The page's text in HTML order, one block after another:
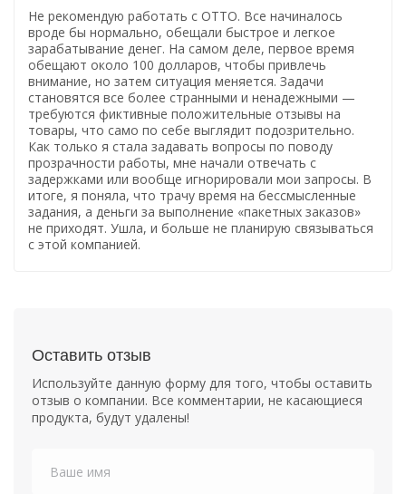
Не рекомендую работать с OTTO. Все начиналось
вроде бы нормально, обещали быстрое и легкое
зарабатывание денег. На самом деле, первое время
обещают около 100 долларов, чтобы привлечь
внимание, но затем ситуация меняется. Задачи
становятся все более странными и ненадежными —
требуются фиктивные положительные отзывы на
товары, что само по себе выглядит подозрительно.
Как только я стала задавать вопросы по поводу
прозрачности работы, мне начали отвечать с
задержками или вообще игнорировали мои запросы. В
итоге, я поняла, что трачу время на бессмысленные
задания, а деньги за выполнение «пакетных заказов»
не приходят. Ушла, и больше не планирую связываться
с этой компанией.
Оставить отзыв
Используйте данную форму для того, чтобы оставить
отзыв о компании. Все комментарии, не касающиеся
продукта, будут удалены!